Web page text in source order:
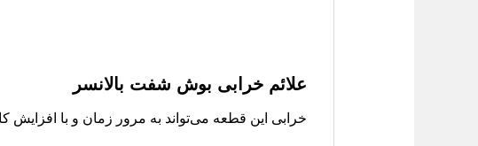
علائم خرابی بوش شفت بالانسر
خرابی این قطعه می‌تواند به مرور زمان و با افزایش